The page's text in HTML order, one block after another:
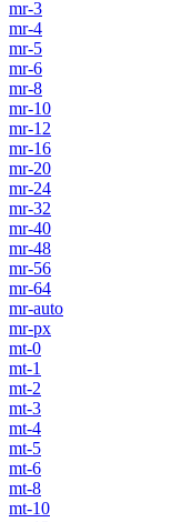
mr-3
mr-4
mr-5
mr-6
mr-8
mr-10
mr-12
mr-16
mr-20
mr-24
mr-32
mr-40
mr-48
mr-56
mr-64
mr-auto
mr-px
mt-0
mt-1
mt-2
mt-3
mt-4
mt-5
mt-6
mt-8
mt-10